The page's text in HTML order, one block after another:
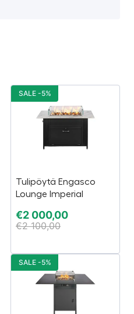
Tulipöytä Engasco
Lounge Imperial
€2 000,00
€2 100,00
SALE -5%
SALE -5%